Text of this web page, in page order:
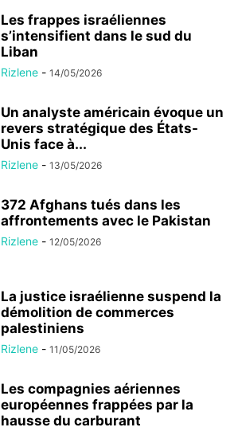
Les frappes israéliennes
s’intensifient dans le sud du
Liban
Rizlene - 14/05/2026
Un analyste américain évoque un
revers stratégique des États-
Unis face à...
Rizlene - 13/05/2026
372 Afghans tués dans les
affrontements avec le Pakistan
Rizlene - 12/05/2026
La justice israélienne suspend la
démolition de commerces
palestiniens
Rizlene - 11/05/2026
Les compagnies aériennes
européennes frappées par la
hausse du carburant